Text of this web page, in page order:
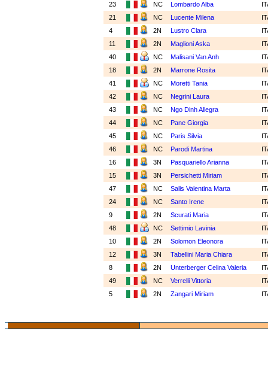
23
NC Lombardo Alba
21
NC Lucente Milena
4
2N Lustro Clara
11
2N Maglioni Aska
40
NC Malisani Van Anh
18
2N Marrone Rosita
41
NC Moretti Tania
42
NC Negrini Laura
43
NC Ngo Dinh Allegra
44
NC Pane Giorgia
45
NC Paris Silvia
46
NC Parodi Martina
16
3N Pasquariello Arianna
15
3N Persichetti Miriam
47
NC Salis Valentina Marta
24
NC Santo Irene
9
2N Scurati Maria
48
NC Settimio Lavinia
10
2N Solomon Eleonora
12
3N Tabellini Maria Chiara
8
2N Unterberger Celina Valeria
49
NC Verrelli Vittoria
5
2N Zangari Miriam